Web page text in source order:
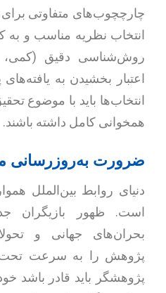
چارچچوب‌های متفاوتی
انتخاب نظریه مناسب و به
روش‌شناسی دقیق (کمی،
اعتبار بخشیدن به
انتخاب‌ها باید با موضوع
همخوانی کامل داشته باشند.
ضرورت به‌روزرسانی
دنیای روابط بین‌الملل
است. ظهور بازیگران
بحران‌های جهانی و
پژوهش را به سرعت تحت
پژوهشگر باید قادر باشد